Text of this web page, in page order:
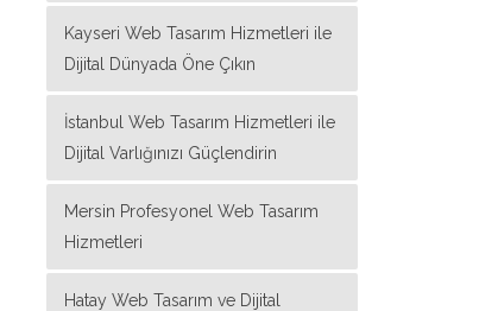
Kayseri Web Tasarım Hizmetleri ile
Dijital Dünyada Öne Çıkın
İstanbul Web Tasarım Hizmetleri ile
Dijital Varlığınızı Güçlendirin
Mersin Profesyonel Web Tasarım
Hizmetleri
Hatay Web Tasarım ve Dijital